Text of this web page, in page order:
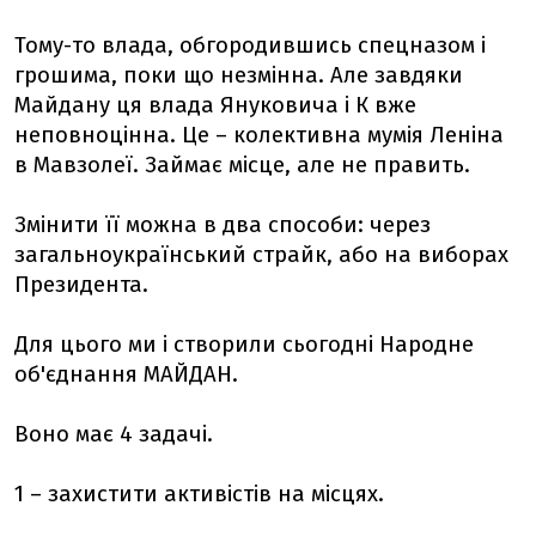
Тому-то влада, обгородившись спецназом і
грошима, поки що незмінна. Але завдяки
Майдану ця влада Януковича і К вже
неповноцінна. Це – колективна мумія Леніна
в Мавзолеї. Займає місце, але не править.
Змінити її можна в два способи: через
загальноукраїнський страйк, або на виборах
Президента.
Для цього ми і створили сьогодні Народне
об'єднання МАЙДАН.
Воно має 4 задачі.
1 – захистити активістів на місцях.